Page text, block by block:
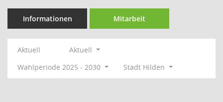
Informationen Mitarbeit
Aktuell
Aktuell
Wahlperiode 2025 - 2030
Stadt Hilden